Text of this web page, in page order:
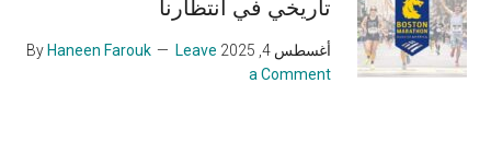
تاريخي في انتظارنا
أغسطس 4, 2025 Haneen Farouk
Leave
a Comment